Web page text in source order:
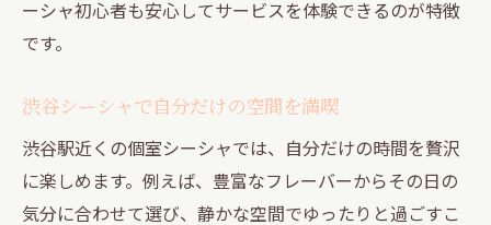
ーシャ初心者も安心してサービスを体験できるのが特徴
です。
渋谷シーシャで自分だけの空間を満喫
渋谷駅近くの個室シーシャでは、自分だけの時間を贅沢
に楽しめます。例えば、豊富なフレーバーからその日の
気分に合わせて選び、静かな空間でゆったりと過ごすこ